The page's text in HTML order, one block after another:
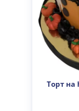
Торт на